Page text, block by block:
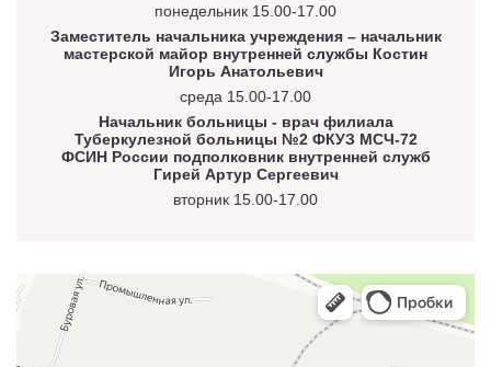
понедельник 15.00-17.00
Заместитель начальника учреждения – начальник
мастерской майор внутренней службы Костин
Игорь Анатольевич
среда 15.00-17.00
Начальник больницы - врач филиала
Туберкулезной больницы №2 ФКУЗ МСЧ-72
ФСИН России подполковник внутренней служб
Гирей Артур Сергеевич
вторник 15.00-17.00